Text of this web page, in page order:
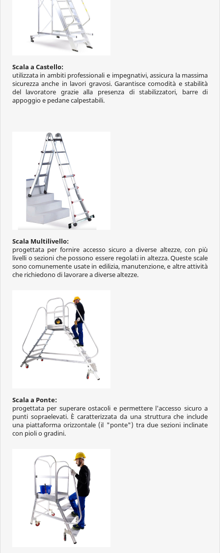
Scala a Castello:
utilizzata in ambiti professionali e impegnativi, assicura la massima
sicurezza anche in lavori gravosi. Garantisce comodità e stabilità
del lavoratore grazie alla presenza di stabilizzatori, barre di
appoggio e pedane calpestabili.
Scala Multilivello:
progettata per fornire accesso sicuro a diverse altezze, con più
livelli o sezioni che possono essere regolati in altezza. Queste scale
sono comunemente usate in edilizia, manutenzione, e altre attività
che richiedono di lavorare a diverse altezze.
Scala a Ponte:
progettata per superare ostacoli e permettere l'accesso sicuro a
punti sopraelevati. È caratterizzata da una struttura che include
una piattaforma orizzontale (il "ponte") tra due sezioni inclinate
con pioli o gradini.